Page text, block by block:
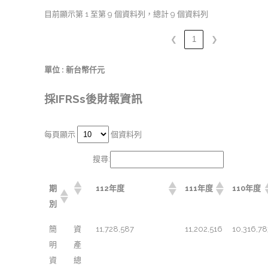
目前顯示第 1 至第 9 個資料列，總計 9 個資料列
❮ 1 ❯
單位 : 新台幣仟元
採IFRSs後財報資訊
每頁顯示 個資料列
搜尋:
期
別
112年度 111年度 110年度
簡
明
資
資
產
總
11,728,587 11,202,516